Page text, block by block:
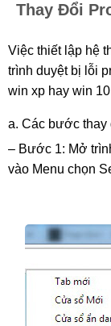
Thay Đổi
Việc thiết lập hệ
trình duyệt bị lỗi
win xp hay win
a. Các bước thay
– Bước 1: Mở
vào Menu chọn